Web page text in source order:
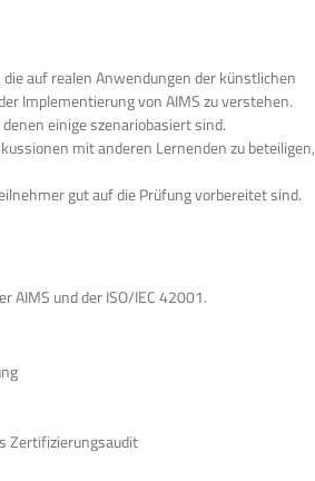
auf realen Anwendungen der künstlichen
Implementierung von AIMS zu verstehen.
einige szenariobasiert sind.
mit anderen Lernenden zu beteiligen,
gut auf die Prüfung vorbereitet sind.
AIMS und der ISO/IEC 42001.
Zertifizierungsaudit